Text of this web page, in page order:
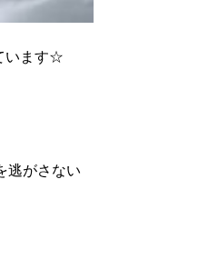
います☆
逃がさない